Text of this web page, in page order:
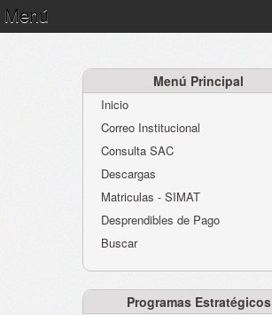
Menú
Atención al Ciudadano
Instituciones Educativas
Despacho Secretaría
Evaluación desempeño
Humano-Cesantías
Menú Principal
Inicio
Correo Institucional
Consulta SAC
Descargas
Matriculas - SIMAT
Desprendibles de Pago
Buscar
Programas Estratégicos